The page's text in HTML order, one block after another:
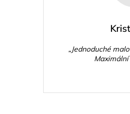
„Jednoduché
Maximální